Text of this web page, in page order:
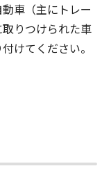
車（主にトレー
りつけられた車
けてください。